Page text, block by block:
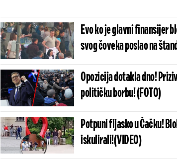
Evo ko je glavni finansijer
svog čoveka poslao na
Opozicija dotakla dno!
političku borbu! (FOTO)
Potpuni fijasko u Čačku!
iskulirali!(VIDEO)